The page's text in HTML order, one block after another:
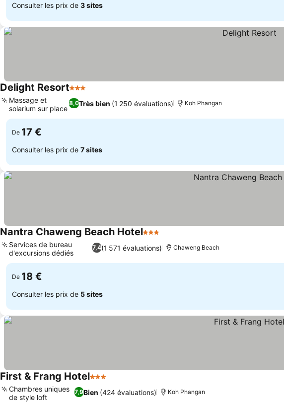
Consulter les prix de 3 sites
Delight Resort3 Étoiles
8,0Très bien (1 250 évaluations)
Massage et
solarium sur place
Koh Phangan
De 17 €
Consulter les prix de 7 sites
Nantra Chaweng Beach Hotel3 Étoiles
7,4(1 571 évaluations)
Services de bureau
d'excursions dédiés
Chaweng Beach
De 18 €
Consulter les prix de 5 sites
First & Frang Hotel3 Étoiles
7,9Bien (424 évaluations)
Chambres uniques
de style loft
Koh Phangan